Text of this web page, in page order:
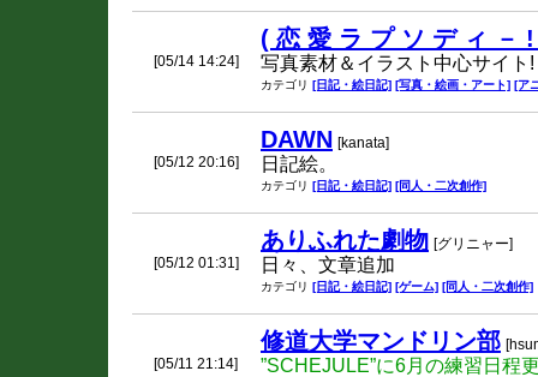
[05/14 14:24]
( 恋 愛 ラ プ ソ デ ィ －
写真素材＆イラスト中心サイト!
カテゴリ [日記・絵日記] [写真・絵画・アート] [ア
[05/12 20:16]
DAWN [kanata]
日記絵。
カテゴリ [日記・絵日記] [同人・二次創作]
[05/12 01:31]
ありふれた劇物 [グリニャー]
日々、文章追加
カテゴリ [日記・絵日記] [ゲーム] [同人・二次創作]
[05/11 21:14]
修道大学マンドリン部
”SCHEJULE”に6月の練習日程